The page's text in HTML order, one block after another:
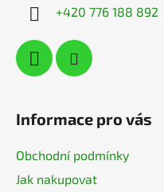
+420 776 188 892
Informace pro vás
Obchodní podmínky
Jak nakupovat